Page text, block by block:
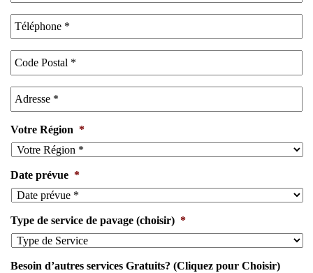
Votre Région *
Date prévue *
Type de service de pavage (choisir) *
Besoin d’autres services Gratuits? (Cliquez pour Choisir)